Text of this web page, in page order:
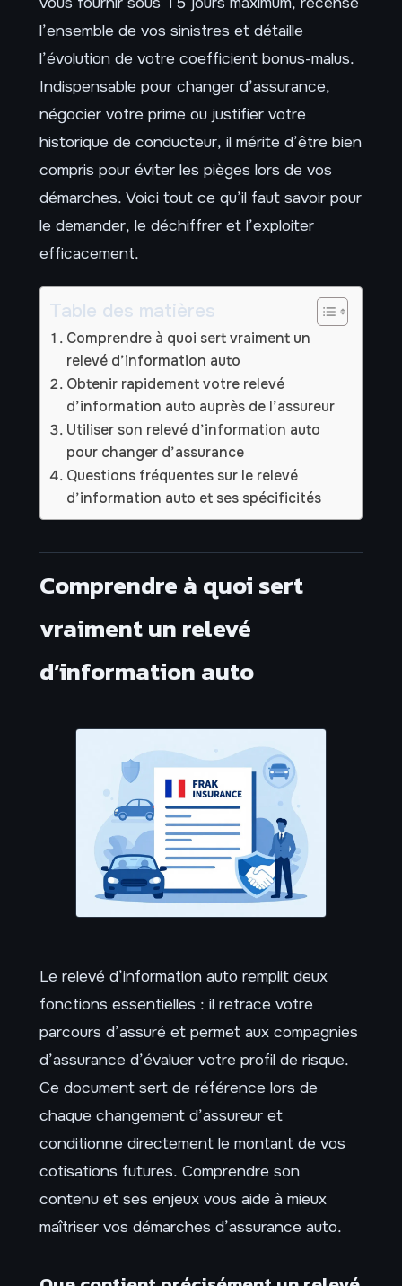
l’ensemble de vos sinistres et détaille
l’évolution de votre coefficient bonus-malus.
Indispensable pour changer d’assurance,
négocier votre prime ou justifier votre
historique de conducteur, il mérite d’être bien
compris pour éviter les pièges lors de vos
démarches. Voici tout ce qu’il faut savoir pour
le demander, le déchiffrer et l’exploiter
efficacement.
Table des matières
Comprendre à quoi sert vraiment un
relevé d’information auto
Obtenir rapidement votre relevé
d’information auto auprès de l’assureur
Utiliser son relevé d’information auto
pour changer d’assurance
Questions fréquentes sur le relevé
d’information auto et ses spécificités
Comprendre à quoi sert
vraiment un relevé
d’information auto
Le relevé d’information auto remplit deux
fonctions essentielles : il retrace votre
parcours d’assuré et permet aux compagnies
d’assurance d’évaluer votre profil de risque.
Ce document sert de référence lors de
chaque changement d’assureur et
conditionne directement le montant de vos
cotisations futures. Comprendre son
contenu et ses enjeux vous aide à mieux
maîtriser vos démarches d’assurance auto.